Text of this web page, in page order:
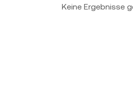
Keine Ergebnisse